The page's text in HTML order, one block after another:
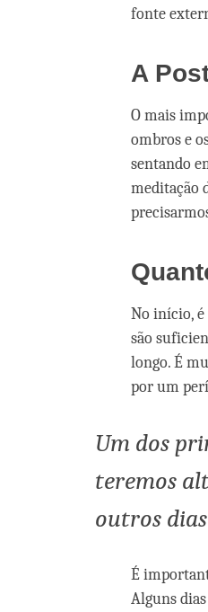
fonte
A
O mais
ombros e
sentando
meditação
No início,
são
longo. É
por um
Um dos
teremos
outros
É
Alguns